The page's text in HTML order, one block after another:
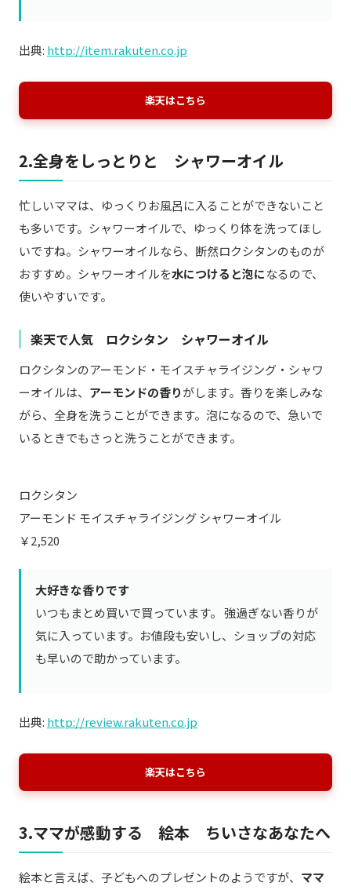
出典: http://item.rakuten.co.jp
楽天はこちら
2.全身をしっとりと シャワーオイル
忙しいママは、ゆっくりお風呂に入ることができないこと
も多いです。シャワーオイルで、ゆっくり体を洗ってほし
いですね。シャワーオイルなら、断然ロクシタンのものが
おすすめ。シャワーオイルを水につけると泡になるので、
使いやすいです。
楽天で人気 ロクシタン シャワーオイル
ロクシタンのアーモンド・モイスチャライジング・シャワ
ーオイルは、 アーモンドの香りがします。香りを楽しみな
がら、全身を洗うことができます。泡になるので、急いで
いるときでもさっと洗うことができます。
ロクシタン
アーモンド モイスチャライジング シャワーオイル
￥2,520
大好きな香りです
いつもまとめ買いで買っています。 強過ぎない香りが
気に入っています。お値段も安いし、ショップの対応
も早いので助かっています。
出典: http://review.rakuten.co.jp
楽天はこちら
3.ママが感動する 絵本 ちいさなあなたへ
絵本と言えば、子どもへのプレゼントのようですが、 ママ